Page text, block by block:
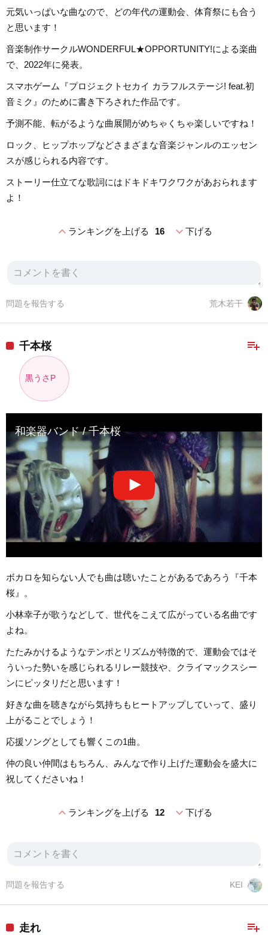
元気いっぱいな曲なので、どの年代の運動会、体育祭にも合う
と思います！
音楽制作サークルWONDERFUL★OPPORTUNITY!による楽曲
で、2022年に発表。
スマホゲーム『プロジェクトセカイ カラフルステージ! feat.初
音ミク』のために書き下ろされた作品です。
予測不能、転がるような曲展開がめちゃくちゃ楽しいですね！
ロック、ヒップホップなどさまざまな音楽ジャンルのエッセン
スが感じられる内容です。
ストーリー仕立てな歌詞にはドキドキワクワクがあおられます
よ！
expand_lessランキングを上げる 16 expand_more下げる
荒木若干
問題を報告する
playlist_add
千本桜
黒うさP
和楽器バンド / 千本桜
ボカロを知らない人でも曲は聴いたことがあるであろう『千本
桜』。
小林幸子が歌うなどして、世代をこえて広がっている名曲です
よね。
たたみかけるようなテンポとリズムが特徴的で、運動会ではそ
ういった勢いを感じられるリレー競技や、クライマックスシー
ンにピッタリだと思います！
好きな曲を聴きながら気持ちもヒートアップしていって、盛り
上がることでしょう！
応援ソングとしても響くこの1曲。
仲の良い仲間はもちろん、みんなで作り上げた運動会を盛大に
祝してくださいね！
expand_lessランキングを上げる 12 expand_more下げる
KEI
問題を報告する
playlist_add
走れ